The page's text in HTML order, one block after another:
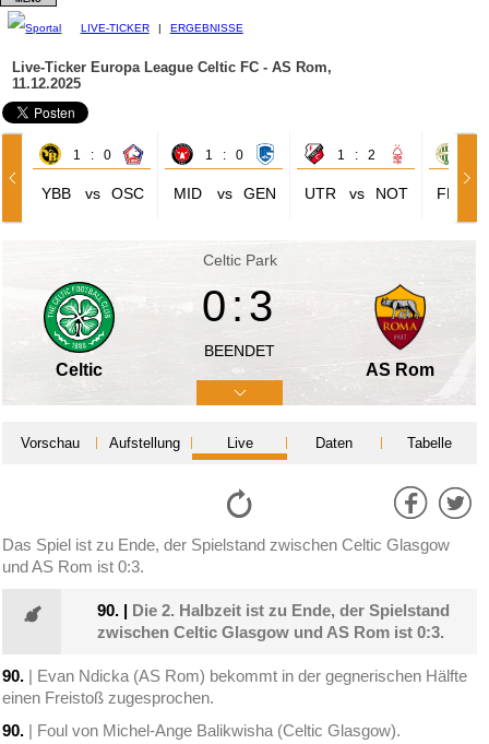
LIVE-TICKER | ERGEBNISSE
Live-Ticker Europa League Celtic FC - AS Rom,
11.12.2025
1 : 0
YBB vs OSC
1 : 0
MID vs GEN
1 : 2
UTR vs NOT FER
Celtic Park
Celtic
0:3
BEENDET
AS Rom
Vorschau Aufstellung Live Daten Tabelle
Das Spiel ist zu Ende, der Spielstand zwischen Celtic Glasgow
und AS Rom ist 0:3.
90. | Die 2. Halbzeit ist zu Ende, der Spielstand
zwischen Celtic Glasgow und AS Rom ist 0:3.
90. | Evan Ndicka (AS Rom) bekommt in der gegnerischen Hälfte
einen Freistoß zugesprochen.
90. | Foul von Michel-Ange Balikwisha (Celtic Glasgow).